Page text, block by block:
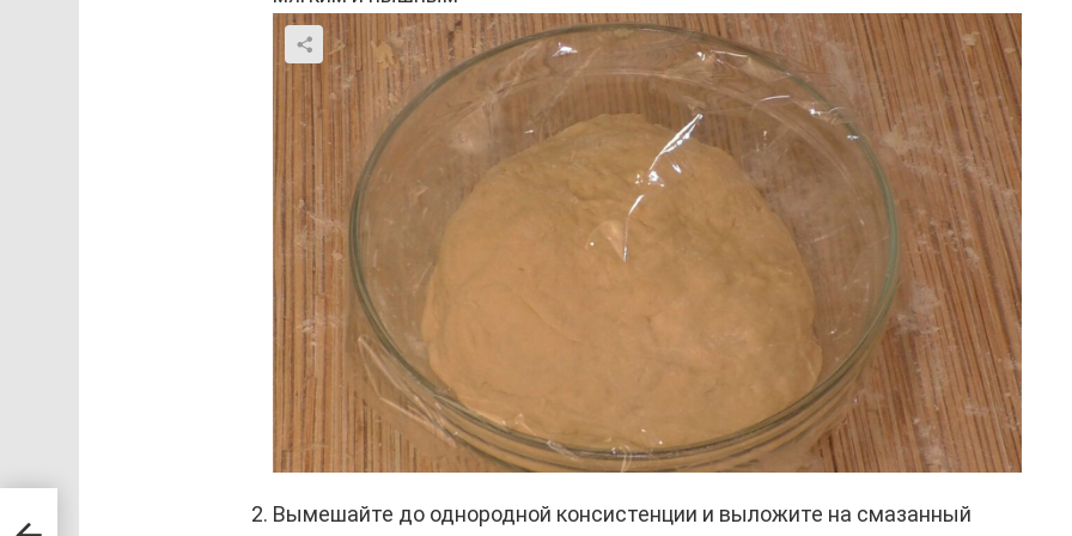
Вымешайте до однородной консистенции и выложите на смазанный